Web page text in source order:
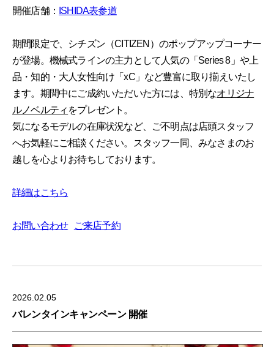
開催店舗： ISHIDA表参道
期間限定で、シチズン（CITIZEN）のポップアップコーナー
が登場。機械式ラインの主力として人気の「Series 8」や上
品・知的・大人女性向け「xC」など豊富に取り揃えいたし
ます。期間中にご成約いただいた方には、特別なオリジナ
ルノベルティ をプレゼント。
気になるモデルの在庫状況など、ご不明点は店頭スタッフ
へお気軽にご相談ください。スタッフ一同、みなさまのお
越しを心よりお待ちしております。
詳細はこちら
お問い合わせ ご来店予約
2026.02.05
バレンタインキャンペーン 開催